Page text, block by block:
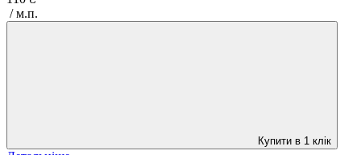
/ м.п.
Купити в 1 клік